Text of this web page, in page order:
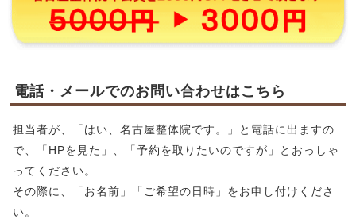
電話・メールでのお問い合わせはこちら
担当者が、「はい、名古屋整体院です。」と電話に出ますの
で、「HPを見た」、「予約を取りたいのですが」とおっしゃ
ってください。
その際に、「お名前」「ご希望の日時」をお申し付けくださ
い。